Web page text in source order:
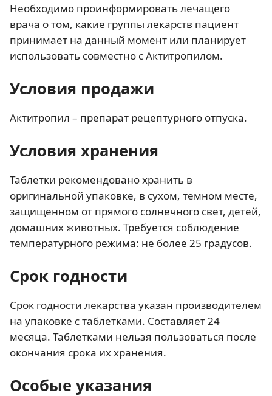
Необходимо проинформировать лечащего
врача о том, какие группы лекарств пациент
принимает на данный момент или планирует
использовать совместно с Актитропилом.
Условия продажи
Актитропил – препарат рецептурного отпуска.
Условия хранения
Таблетки рекомендовано хранить в
оригинальной упаковке, в сухом, темном месте,
защищенном от прямого солнечного свет, детей,
домашних животных. Требуется соблюдение
температурного режима: не более 25 градусов.
Срок годности
Срок годности лекарства указан производителем
на упаковке с таблетками. Составляет 24
месяца. Таблетками нельзя пользоваться после
окончания срока их хранения.
Особые указания